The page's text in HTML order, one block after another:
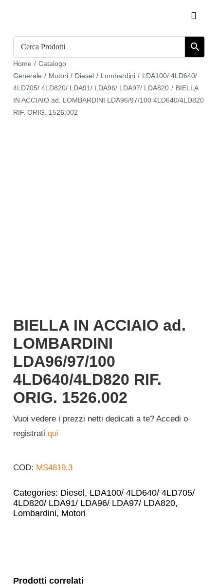
contenuto
Toggle
Catalogo
Chi siamo
Home / Catalogo
Generale / Motori / Diesel / Lombardini / LDA100/ 4LD640/
4LD705/ 4LD820/ LDA91/ LDA96/ LDA97/ LDA820 / BIELLA
IN ACCIAIO ad. LOMBARDINI LDA96/97/100 4LD640/4LD820
RIF. ORIG. 1526.002
BIELLA IN ACCIAIO ad.
LOMBARDINI
LDA96/97/100
4LD640/4LD820 RIF.
ORIG. 1526.002
Vuoi vedere i prezzi netti dedicati a te? Accedi o
registrati qui
COD: MS4819.3
Categories: Diesel , LDA100/ 4LD640/ 4LD705/
4LD820/ LDA91/ LDA96/ LDA97/ LDA820,
Lombardini, Motori
Prodotti correlati